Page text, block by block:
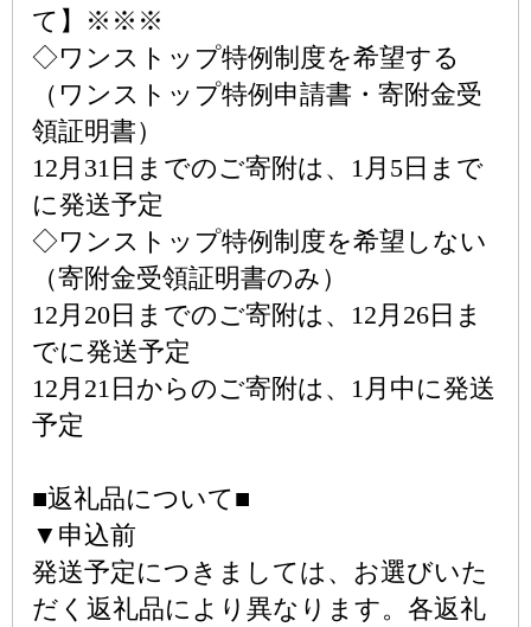
て】※※※
◇ワンストップ特例制度を希望する
（ワンストップ特例申請書・寄附金受
領証明書）
12月31日までのご寄附は、1月5日まで
に発送予定
◇ワンストップ特例制度を希望しない
（寄附金受領証明書のみ）
12月20日までのご寄附は、12月26日ま
でに発送予定
12月21日からのご寄附は、1月中に発送
予定
■返礼品について■
▼申込前
発送予定につきましては、お選びいた
だく返礼品により異なります。各返礼